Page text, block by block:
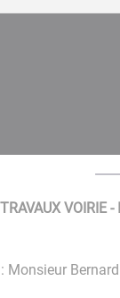
VOIRIE -
Monsieur Bernard